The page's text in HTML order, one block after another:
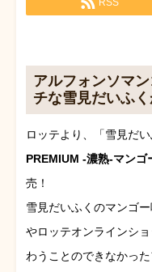
アルフォンソマ
チな雪見だいふく
ロッテより、「雪見だ
PREMIUM ‐濃熟‐マンゴ
売！
雪見だいふくのマンゴ
やロッテオンラインシ
わうことのできなかっ